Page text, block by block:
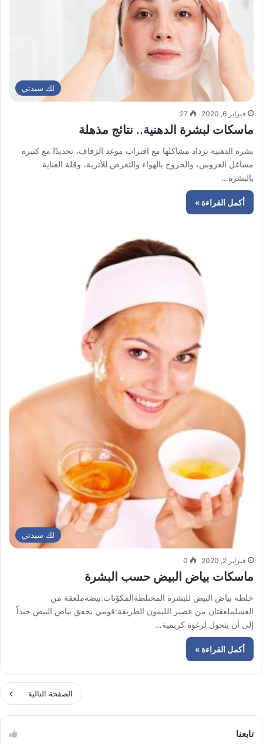
لك سيدتي
فبراير 6, 2020 27
ماسكات لبشرة الدهنية.. نتائج مذهلة
بشرة الدهنية تزداد مشاكلها مع اقتراب موعد الزفاف، تحديدًا مع كثيرة
مشاغل العروس، والخروج بالهواء والتعرض للأتربة، وقلة العناية
بالبشرة…
أكمل القراءة »
لك سيدتي
فبراير 2, 2020 0
ماسكات بياض البيض حسب البشرة
خلطة بياض البيض للبشرة المختلطةالمكوّنات:بيضةملعقة من
العسلملعقتان من عصير الليمون الطريقة:قومي بخفق بياض البيض جيداً
إلى أن يتحول لرغوة كريمية…
أكمل القراءة »
الصفحة التالية
تابعنا